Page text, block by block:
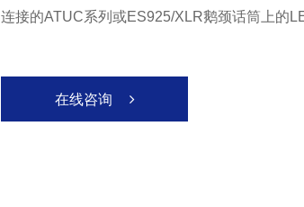
连接的ATUC系列或ES925/XLR鹅颈话筒上的
在线咨询 